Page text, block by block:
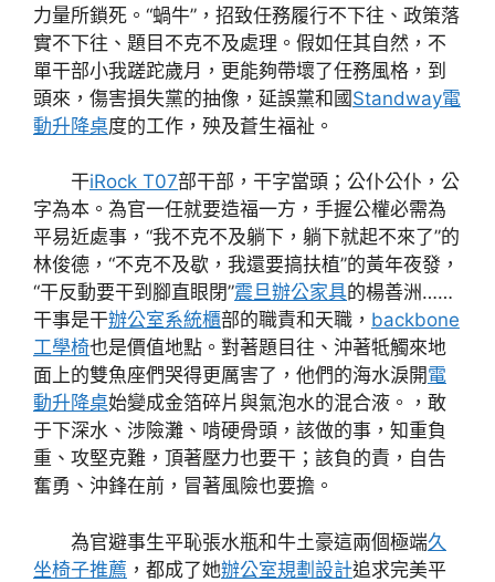
力量所鎖死。“蝸牛”，招致任務履行不下往、政策落
實不下往、題目不克不及處理。假如任其自然，不
單干部小我蹉跎歲月，更能夠帶壞了任務風格，到
頭來，傷害損失黨的抽像，延誤黨和國Standway電
動升降桌度的工作，殃及蒼生福祉。
干iRock T07部干部，干字當頭；公仆公仆，公
字為本。為官一任就要造福一方，手握公權必需為
平易近處事，“我不克不及躺下，躺下就起不來了”的
林俊德，“不克不及歇，我還要搞扶植”的黃年夜發，
“干反動要干到腳直眼閉”震旦辦公家具的楊善洲……
干事是干辦公室系統櫃部的職責和天職， backbone
工學椅也是價值地點。對著題目往、沖著牴觸來地
面上的雙魚座們哭得更厲害了，他們的海水淚開電
動升降桌始變成金箔碎片與氣泡水的混合液。，敢
于下深水、涉險灘、啃硬骨頭，該做的事，知重負
重、攻堅克難，頂著壓力也要干；該負的責，自告
奮勇、沖鋒在前，冒著風險也要擔。
為官避事生平恥張水瓶和牛土豪這兩個極端久
坐椅子推薦 ，都成了她辦公室規劃設計追求完美平